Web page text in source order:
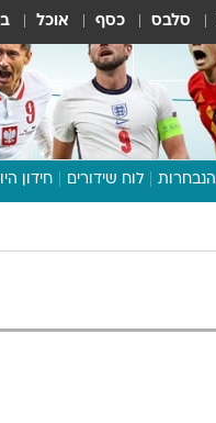
סלבס כסף אוכל
הנבחרות לוח שידורים חידון